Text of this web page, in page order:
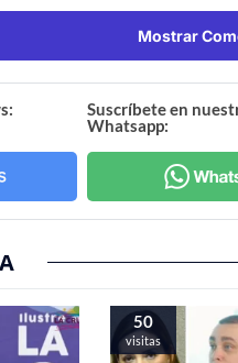
Mostrar
Suscríbete en
Whatsapp:
50
visitas